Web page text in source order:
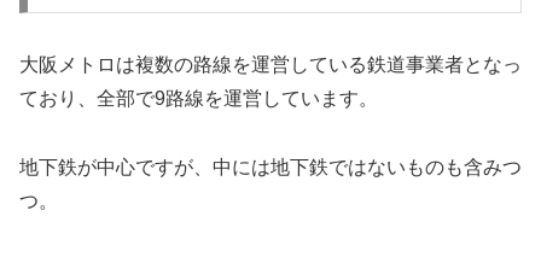
大阪メトロは複数の路線を運営している鉄道事業者となっ
ており、全部で9路線を運営しています。
地下鉄が中心ですが、中には地下鉄ではないものも含みつ
つ。